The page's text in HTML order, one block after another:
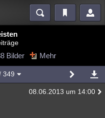
Videos
Mystery Kriminalfälle
Bilder Mehr
349
08.06.2013 um 14:00